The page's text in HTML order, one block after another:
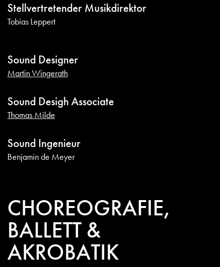
Stellvertretender Musikdirektor
Tobias Leppert
Sound Designer
Martin Wingerath
Sound Desigh Associate
Thomas Milde
Sound Ingenieur
Benjamin de Meyer
CHOREOGRAFIE,
BALLETT &
AKROBATIK